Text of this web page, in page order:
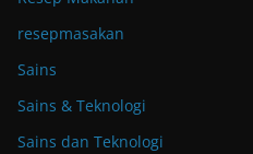
resepmasakan
Sains
Sains & Teknologi
Sains dan Teknologi